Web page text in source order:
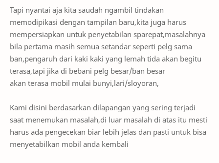
Tapi nyantai aja kita saudah ngambil tindakan
memodipikasi dengan tampilan baru,kita juga harus
mempersiapkan untuk penyetabilan sparepat,masalahnya
bila pertama masih semua setandar seperti pelg sama
ban,pengaruh dari kaki kaki yang lemah tida akan begitu
terasa,tapi jika di bebani pelg besar/ban besar
akan terasa mobil mulai bunyi,lari/sloyoran,
Kami disini berdasarkan dilapangan yang sering terjadi
saat menemukan masalah,di luar masalah di atas itu mesti
harus ada pengecekan biar lebih jelas dan pasti untuk bisa
menyetabilkan mobil anda kembali